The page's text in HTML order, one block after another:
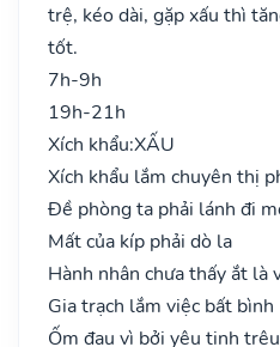
trệ, kéo dài, gặp xấu thì
tốt.
7h-9h
19h-21h
Xích khẩu:XẤU
Xích khẩu lắm chuyên thị
Đề phòng ta phải lánh đi
Mất của kíp phải dò la
Hành nhân chưa thấy ắt là
Gia trạch lắm việc bất bình
Ốm đau vì bởi yêu tinh